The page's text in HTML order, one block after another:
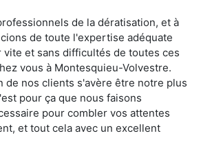
de la dératisation, et à
de toute l'expertise adéquate
vite et sans difficultés de toutes ces
vous à Montesquieu-Volvestre.
de nos clients s'avère être notre plus
pour ça que nous faisons
pour combler vos attentes
et tout cela avec un excellent